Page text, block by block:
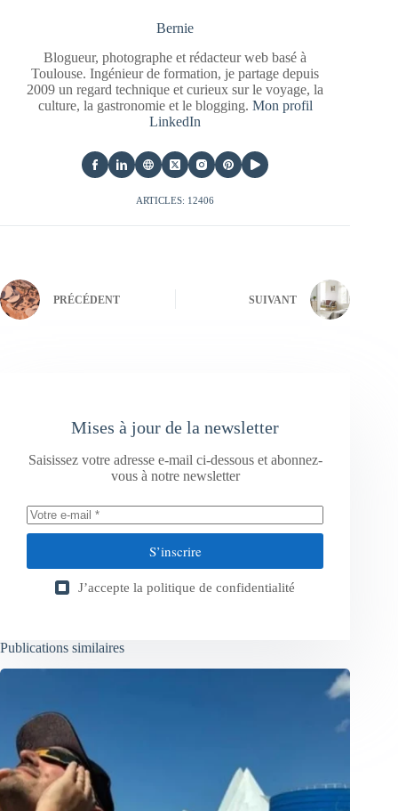
Bernie
Blogueur, photographe et rédacteur web basé à
Toulouse. Ingénieur de formation, je partage depuis
2009 un regard technique et curieux sur le voyage, la
culture, la gastronomie et le blogging. Mon profil
LinkedIn
ARTICLES: 12406
PRÉCÉDENT SUIVANT
Mises à jour de la newsletter
Saisissez votre adresse e-mail ci-dessous et abonnez-
vous à notre newsletter
S’inscrire
J’accepte la politique de confidentialité
Publications similaires